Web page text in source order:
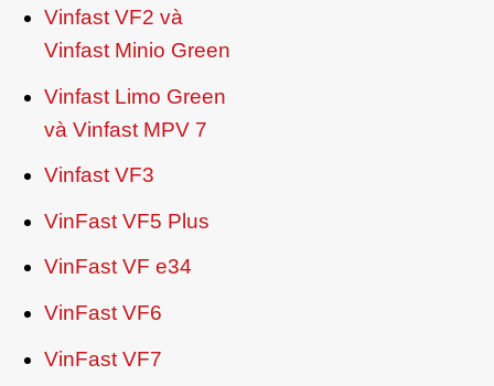
Vinfast VF2 và
Vinfast Minio Green
Vinfast Limo Green
và Vinfast MPV 7
Vinfast VF3
VinFast VF5 Plus
VinFast VF e34
VinFast VF6
VinFast VF7